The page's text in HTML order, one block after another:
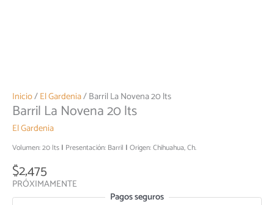
Inicio/El Gardenia/ Barril La Novena 20 lts
Barril La Novena 20 lts
El Gardenia
Volumen: 20 lts Presentación: Barril Origen: Chihuahua, Ch.
$2,475
PRÓXIMAMENTE
Pagos seguros